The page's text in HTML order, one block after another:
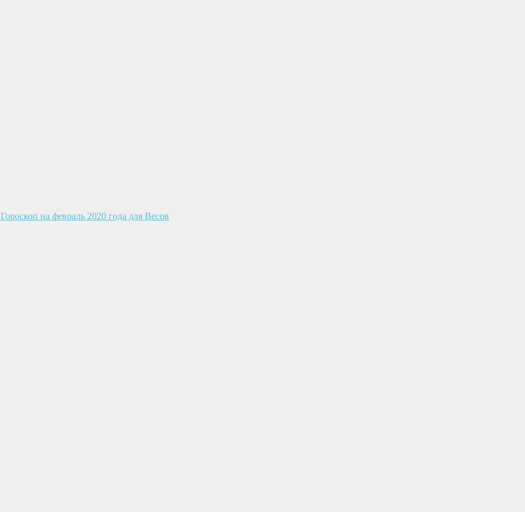
Гороскоп на февраль 2020 года для Весов